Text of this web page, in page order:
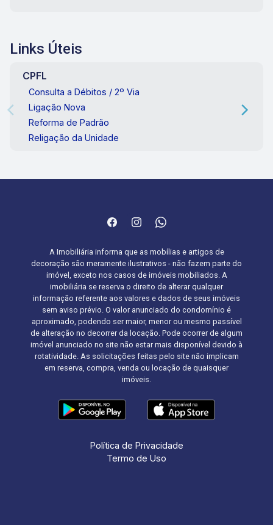
Links Úteis
CPFL
Consulta a Débitos / 2º Via
Ligação Nova
Reforma de Padrão
Religação da Unidade
A Imobiliária informa que as mobílias e artigos de
decoração são meramente ilustrativos - não fazem parte do
imóvel, exceto nos casos de imóveis mobiliados. A
imobiliária se reserva o direito de alterar qualquer
informação referente aos valores e dados de seus imóveis
sem aviso prévio. O valor anunciado do condomínio é
aproximado, podendo ser maior, menor ou mesmo passível
de alteração no decorrer da locação. Pode ocorrer de algum
imóvel anunciado no site não estar mais disponível devido à
rotatividade. As solicitações feitas pelo site não implicam
em reserva, compra, venda ou locação de quaisquer
imóveis.
Política de Privacidade
Termo de Uso